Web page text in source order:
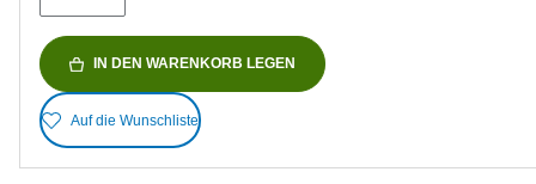
IN DEN WARENKORB LEGEN
Auf die Wunschliste